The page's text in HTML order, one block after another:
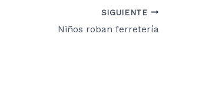
SIGUIENTE
Niños roban ferretería